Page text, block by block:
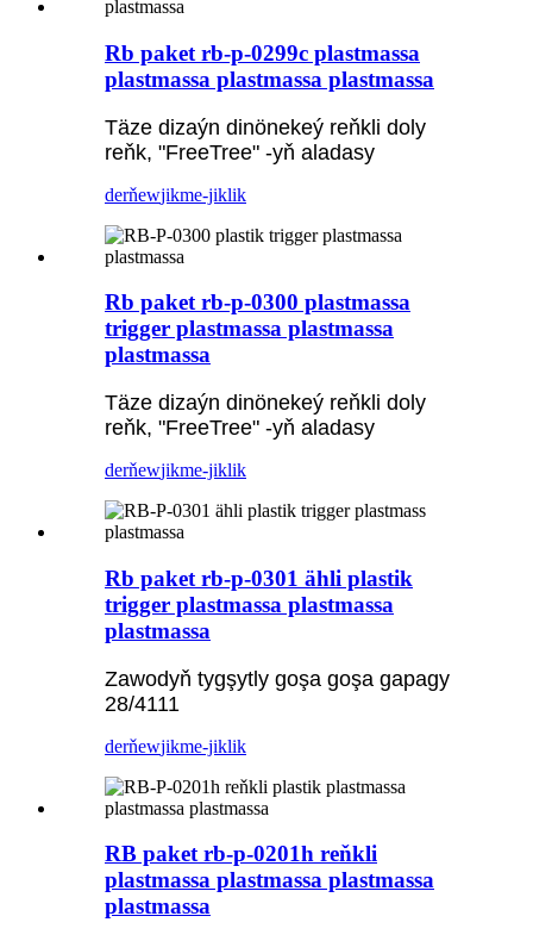
Rb paket rb-p-0299c plastmassa
plastmassa plastmassa plastmassa
Täze dizaýn dinönekeý reňkli doly
reňk, "FreeTree" -yň aladasy
derňewjikme-jiklik
Rb paket rb-p-0300 plastmassa
trigger plastmassa plastmassa
plastmassa
Täze dizaýn dinönekeý reňkli doly
reňk, "FreeTree" -yň aladasy
derňewjikme-jiklik
Rb paket rb-p-0301 ähli plastik
trigger plastmassa plastmassa
plastmassa
Zawodyň tygşytly goşa goşa gapagy
28/4111
derňewjikme-jiklik
RB paket rb-p-0201h reňkli
plastmassa plastmassa plastmassa
plastmassa